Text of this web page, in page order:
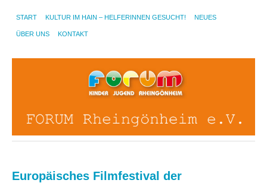
START KULTUR IM HAIN – HELFERINNEN GESUCHT! NEUES
ÜBER UNS KONTAKT
Europäisches Filmfestival der